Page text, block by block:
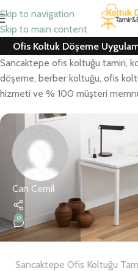
Skip to navigation
Skip to main content
Ofis Koltuk Döşeme
Sancaktepe ofis koltuğu tamiri,
döşeme, berber koltuğu, ofis
hizmeti ve % 100 müşteri
Can Cemil
0
Sancaktepe Ofis Koltuğu